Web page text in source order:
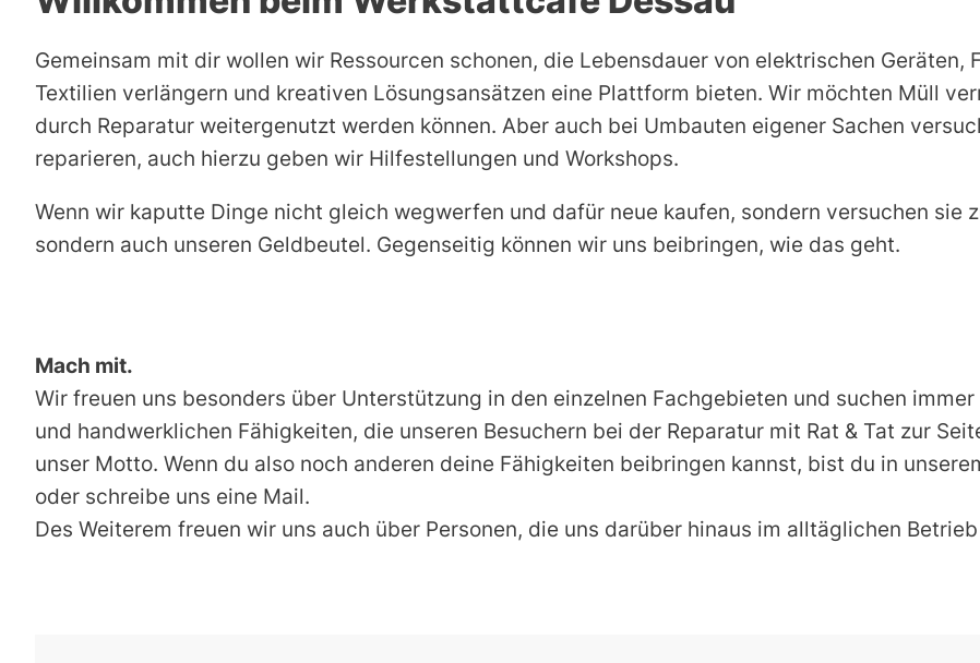
Gemeinsam mit dir wollen wir Ressourcen schonen, die Lebensdauer von elektrischen Geräten,
Textilien verlängern und kreativen Lösungsansätzen eine Plattform bieten. Wir möchten Müll
durch Reparatur weitergenutzt werden können. Aber auch bei Umbauten eigener Sachen
reparieren, auch hierzu geben wir Hilfestellungen und Workshops.
Wenn wir kaputte Dinge nicht gleich wegwerfen und dafür neue kaufen, sondern versuchen sie
sondern auch unseren Geldbeutel. Gegenseitig können wir uns beibringen, wie das geht.
Mach mit.
Wir freuen uns besonders über Unterstützung in den einzelnen Fachgebieten und suchen
und handwerklichen Fähigkeiten, die unseren Besuchern bei der Reparatur mit Rat & Tat zur
unser Motto. Wenn du also noch anderen deine Fähigkeiten beibringen kannst, bist du in
oder schreibe uns eine Mail.
Des Weiterem freuen wir uns auch über Personen, die uns darüber hinaus im alltäglichen